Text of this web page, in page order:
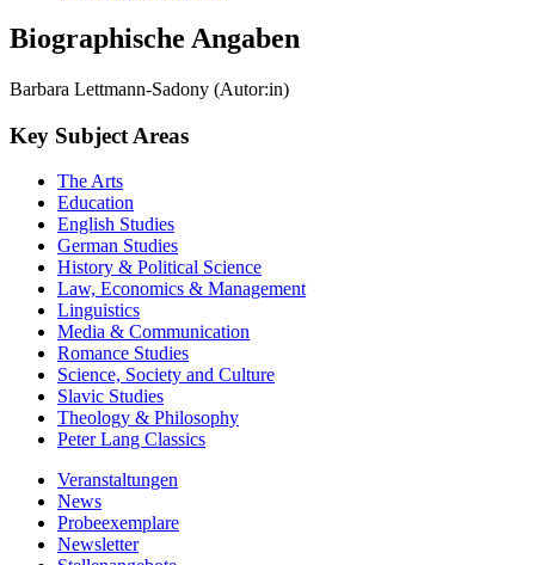
Biographische Angaben
Barbara Lettmann-Sadony (Autor:in)
Key Subject Areas
The Arts
Education
English Studies
German Studies
History & Political Science
Law, Economics & Management
Linguistics
Media & Communication
Romance Studies
Science, Society and Culture
Slavic Studies
Theology & Philosophy
Peter Lang Classics
Veranstaltungen
News
Probeexemplare
Newsletter